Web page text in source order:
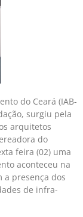
do Ceará (IAB-
surgiu pela
arquitetos
do
feira (02) uma
aconteceu na
a presença dos
de infra-